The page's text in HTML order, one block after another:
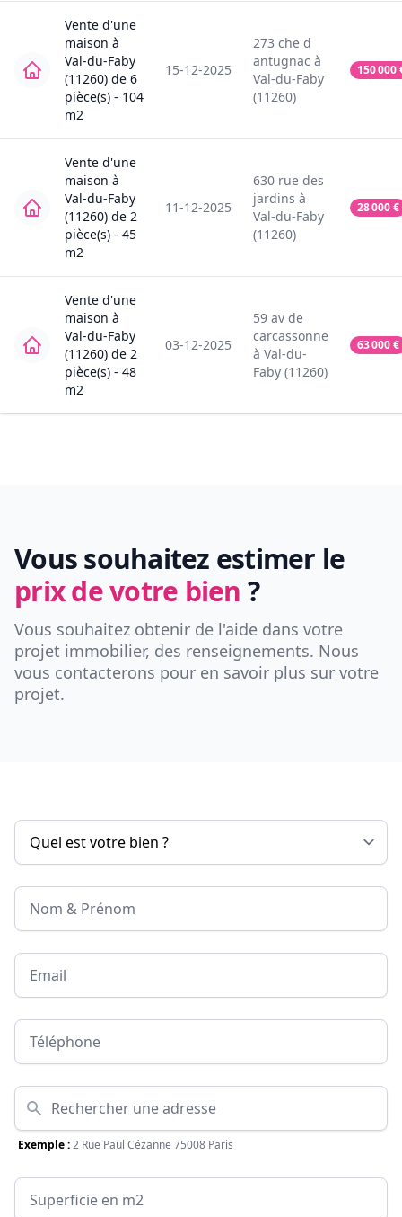
Vente d'une
maison à
Val-du-Faby
(11260) de 6
pièce(s) - 104
m2
15-12-2025
273 che d
antugnac à
Val-du-Faby
(11260)
150 000
Vente d'une
maison à
Val-du-Faby
(11260) de 2
pièce(s) - 45
m2
11-12-2025
630 rue des
jardins à
Val-du-Faby
(11260)
28 000€
Vente d'une
maison à
Val-du-Faby
(11260) de 2
pièce(s) - 48
m2
03-12-2025
59 av de
carcassonne
à Val-du-
Faby (11260)
63 000€
Vous souhaitez estimer le
prix de votre bien ?
Vous souhaitez obtenir de l'aide dans votre
projet immobilier, des renseignements. Nous
vous contacterons pour en savoir plus sur votre
projet.
Nom & Prénom
Email
Téléphone
Adresse
Exemple :2 Rue Paul Cézanne 75008 Paris
Surface